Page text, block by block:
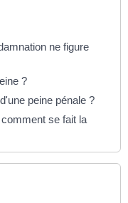
ne figure
?
peine pénale ?
se fait la